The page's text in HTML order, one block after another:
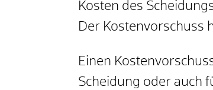
Kosten des
Der Kostenvorschuss
Einen
Scheidung oder auch